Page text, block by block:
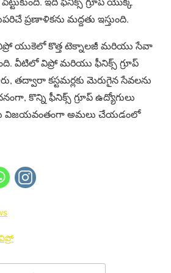
ప్రణాళికను మద్దతు ఇస్తుంది.
యుకెలో కొత్త టెక్నాలజీ మరియు సేవా
వీటిలో విప్రో మరియు ఫీనిక్స్ గ్రూప్
తద్వారా కస్టమర్లకు మెరుగైన సేవలను
కొన్ని ఫీనిక్స్ గ్రూప్ ఉద్యోగులు
విజయవంతంగా అమలు చేయడంలో